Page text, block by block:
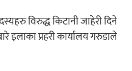
विरुद्ध किटानी जाहेरी दिने
इलाका प्रहरी कार्यालय गरुडाले